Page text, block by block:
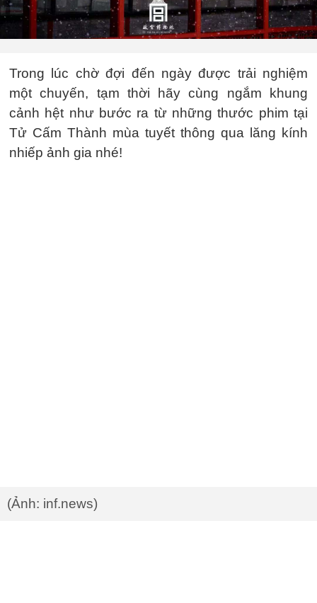
Trong lúc chờ đợi đến ngày được trải nghiệm
một chuyến, tạm thời hãy cùng ngắm khung
cảnh hệt như bước ra từ những thước phim tại
Tử Cấm Thành mùa tuyết thông qua lăng kính
nhiếp ảnh gia nhé!